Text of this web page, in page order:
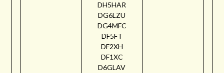
DH5HAR
DG6LZU
DG4MFC
DF5FT
DF2XH
DF1XC
D6GLAV